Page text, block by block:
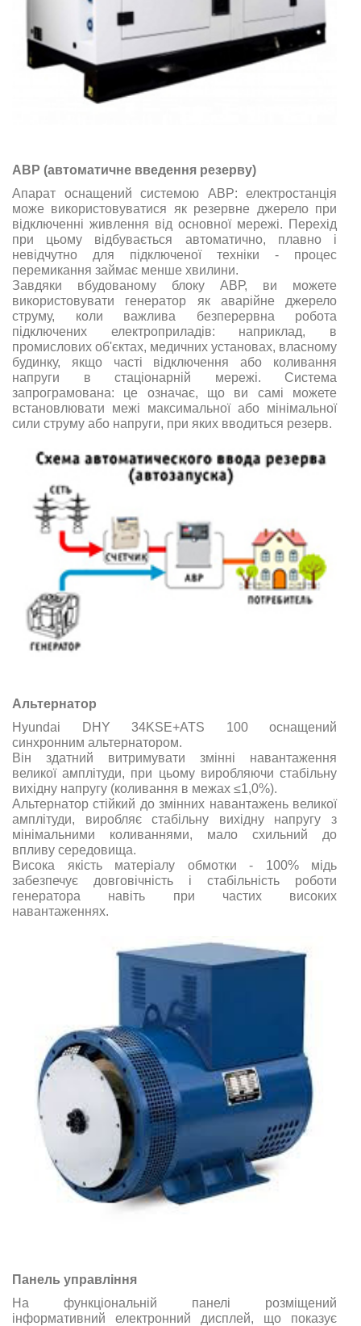
АВР (автоматичне введення резерву)
Апарат оснащений системою АВР: електростанція
може використовуватися як резервне джерело при
відключенні живлення від основної мережі. Перехід
при цьому відбувається автоматично, плавно і
невідчутно для підключеної техніки - процес
перемикання займає менше хвилини.
Завдяки вбудованому блоку АВР, ви можете
використовувати генератор як аварійне джерело
струму, коли важлива безперервна робота
підключених електроприладів: наприклад, в
промислових об'єктах, медичних установах, власному
будинку, якщо часті відключення або коливання
напруги в стаціонарній мережі. Система
запрограмована: це означає, що ви самі можете
встановлювати межі максимальної або мінімальної
сили струму або напруги, при яких вводиться резерв.
Альтернатор
Hyundai DHY 34KSE+ATS 100 оснащений
синхронним альтернатором.
Він здатний витримувати змінні навантаження
великої амплітуди, при цьому виробляючи стабільну
вихідну напругу (коливання в межах ≤1,0%).
Альтернатор стійкий до змінних навантажень великої
амплітуди, виробляє стабільну вихідну напругу з
мінімальними коливаннями, мало схильний до
впливу середовища.
Висока якість матеріалу обмотки - 100% мідь
забезпечує довговічність і стабільність роботи
генератора навіть при частих високих
навантаженнях.
Панель управління
На функціональній панелі розміщений
інформативний електронний дисплей, що показує